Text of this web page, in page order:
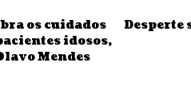
os cuidados
idosos,
Mendes
Desperte